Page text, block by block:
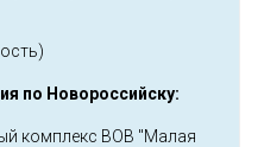
по Новороссийску:
комплекс ВОВ "Малая